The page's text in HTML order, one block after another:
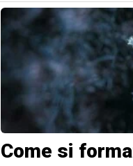
Come si